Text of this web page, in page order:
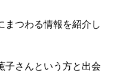
まつわる情報を紹介し
子さんという方と出会